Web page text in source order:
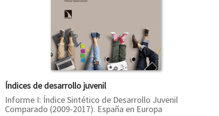
Índices de desarrollo juvenil
Informe I: Índice Sintético de Desarrollo Juvenil
Comparado (2009-2017). España en Europa